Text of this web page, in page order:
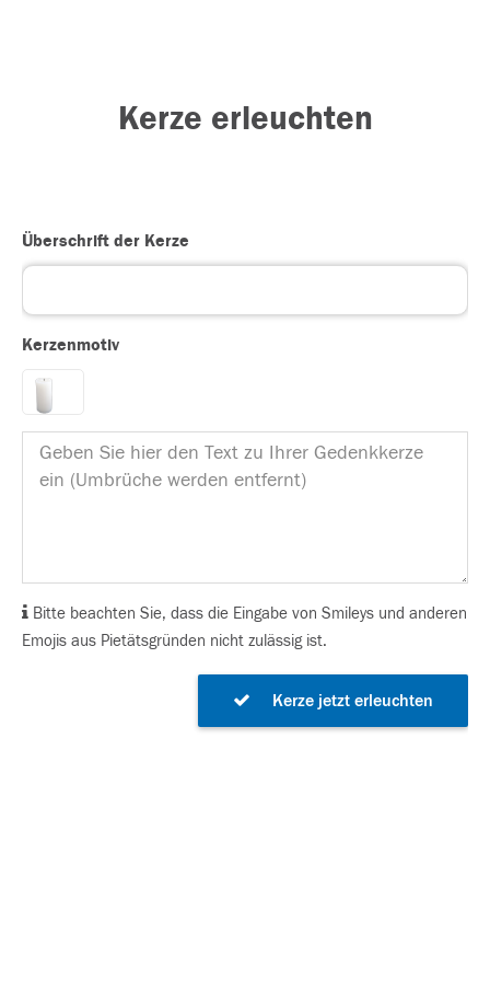
Kerze erleuchten
Überschrift der Kerze
Kerzenmotiv
Bitte beachten Sie, dass die Eingabe von Smileys und anderen
Emojis aus Pietätsgründen nicht zulässig ist.
Kerze jetzt erleuchten